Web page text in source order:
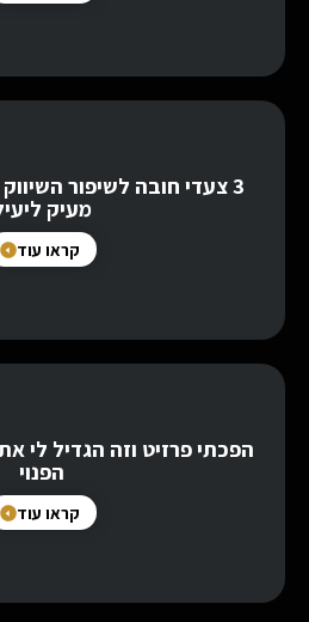
3 צעדי חובה לשיפור
מעיק
קראו עוד
הפכתי פרזיט וזה הגדיל לי
הפנוי
קראו עוד